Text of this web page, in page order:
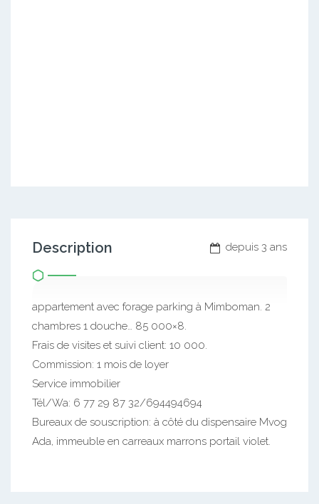
depuis 3 ans
Description
appartement avec forage parking à Mimboman. 2
chambres 1 douche… 85 000×8.
Frais de visites et suivi client: 10 000.
Commission: 1 mois de loyer
Service immobilier
Tél/Wa: 6 77 29 87 32/694494694
Bureaux de souscription: à côté du dispensaire Mvog
Ada, immeuble en carreaux marrons portail violet.